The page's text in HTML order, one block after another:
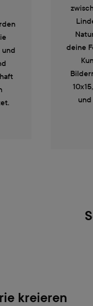
und
deine
kreieren